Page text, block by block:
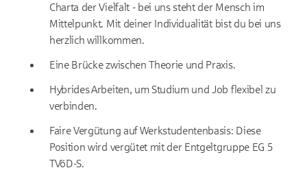
Charta der Vielfalt - bei uns steht der Mensch im
Mittelpunkt. Mit deiner Individualität bist du bei uns
herzlich willkommen.
Eine Brücke zwischen Theorie und Praxis.
Hybrides Arbeiten, um Studium und Job flexibel zu
verbinden.
Faire Vergütung auf Werkstudentenbasis: Diese
Position wird vergütet mit der Entgeltgruppe EG 5
TVöD-S.